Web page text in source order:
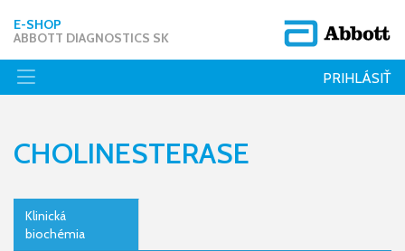
E-SHOP
ABBOTT DIAGNOSTICS SK
PRIHLÁSIŤ
CHOLINESTERASE
Klinická
biochémia